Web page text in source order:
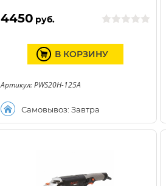
4450 руб.
Самовывоз: Завтра
В КОРЗИНУ
Артикул: PWS20H-125A